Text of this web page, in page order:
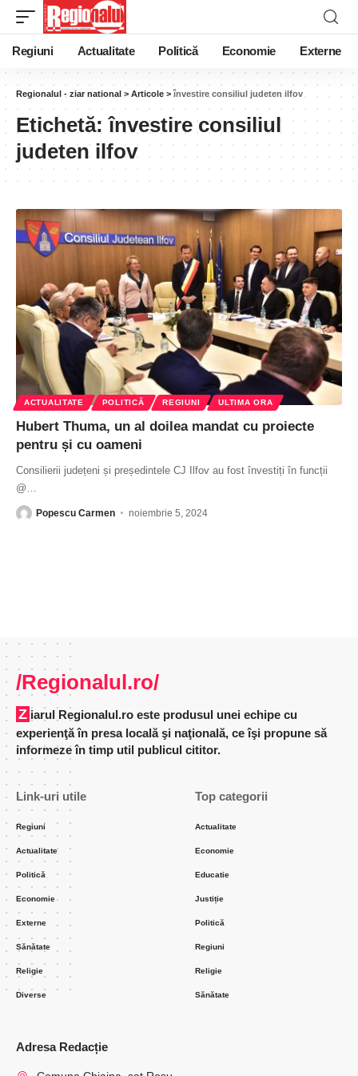
Regiuni Actualitate Politică Economie Externe
Regionalul - ziar national > Articole >învestire consiliul judeten ilfov
Etichetă:învestire consiliul
judeten ilfov
ACTUALITATE POLITICĂ REGIUNI ULTIMA ORA
Hubert Thuma, un al doilea mandat cu proiecte
pentru și cu oameni
Consilierii județeni și președintele CJ Ilfov au fost învestiți în funcții
@
Popescu Carmen noiembrie 5, 2024
/Regionalul.ro/
Ziarul Regionalul.ro este produsul unei echipe cu
experienţă în presa locală şi naţională, ce îşi propune să
informeze în timp util publicul cititor.
Link-uri utile
Regiuni
Actualitate
Politică
Economie
Externe
Sănătate
Religie
Diverse
Top categorii
Actualitate
Economie
Educatie
Justiție
Politică
Regiuni
Religie
Sănătate
Adresa Redacție